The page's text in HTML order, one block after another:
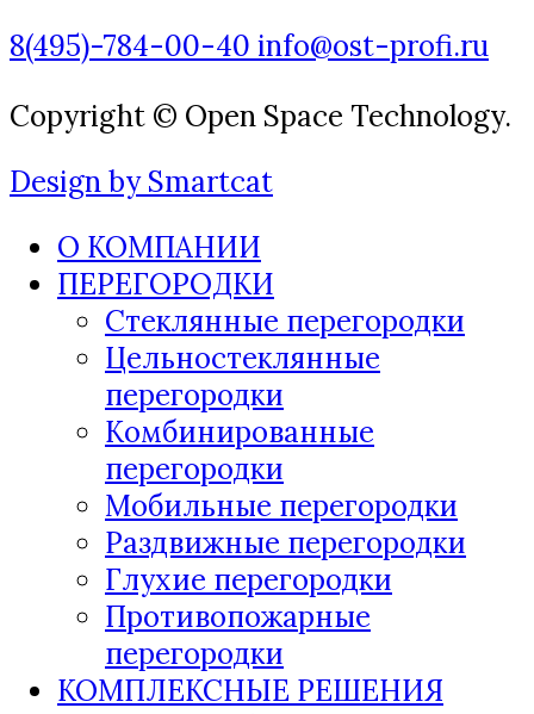
8(495)-784-00-40 info@ost-profi.ru
Copyright © Open Space Technology.
Design by Smartcat
О КОМПАНИИ
ПЕРЕГОРОДКИ
Стеклянные перегородки
Цельностеклянные
перегородки
Комбинированные
перегородки
Мобильные перегородки
Раздвижные перегородки
Глухие перегородки
Противопожарные
перегородки
КОМПЛЕКСНЫЕ РЕШЕНИЯ